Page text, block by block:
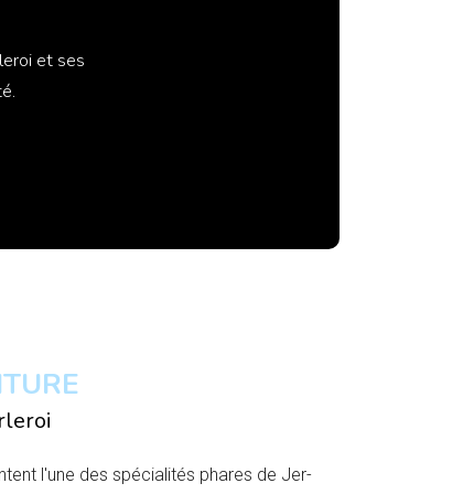
et ses
l'une des spécialités phares de Jer-